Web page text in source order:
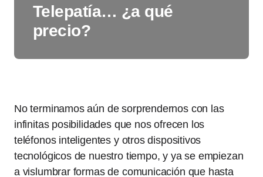
Telepatía… ¿a qué
precio?
No terminamos aún de sorprendernos con las
infinitas posibilidades que nos ofrecen los
teléfonos inteligentes y otros dispositivos
tecnológicos de nuestro tiempo, y ya se empiezan
a vislumbrar formas de comunicación que hasta